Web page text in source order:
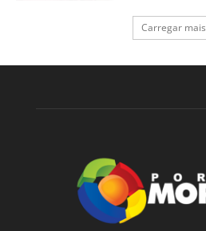
Carregar mais